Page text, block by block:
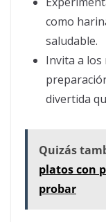
como
saludable.
Invita a
divertida
Quizás
platos con
probar